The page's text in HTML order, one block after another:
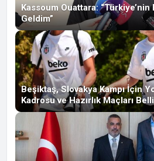
Kassoum Ouattara: “Türkiye’nin
Geldim”
Beşiktaş, Slovakya Kampı İçin
Kadrosu ve Hazırlık Maçları